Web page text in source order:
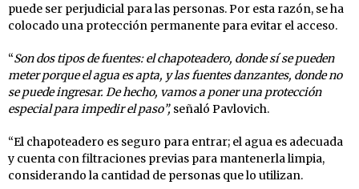
puede ser perjudicial para las personas. Por esta razón, se ha
colocado una protección permanente para evitar el acceso.
“Son dos tipos de fuentes: el chapoteadero, donde sí se pueden
meter porque el agua es apta, y las fuentes danzantes, donde no
se puede ingresar. De hecho, vamos a poner una protección
especial para impedir el paso”, señaló Pavlovich.
“El chapoteadero es seguro para entrar; el agua es adecuada
y cuenta con filtraciones previas para mantenerla limpia,
considerando la cantidad de personas que lo utilizan.